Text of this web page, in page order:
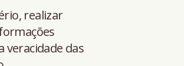
realizar
veracidade das